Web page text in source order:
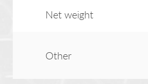
Net weight
Other